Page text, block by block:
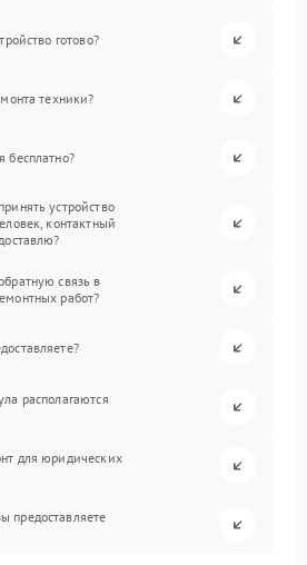
готово?
техники?
бесплатно?
устройство
контактный
связь в
работ?
располагаются
для юридических
предоставляете